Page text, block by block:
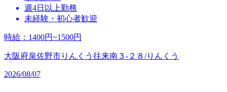
週4日以上勤務
未経験・初心者歓迎
時給 ： 1400円~1500円
大阪府泉佐野市りんくう往来南３‐２８/りんくう
2026/08/07